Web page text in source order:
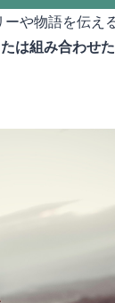
や物語を伝え
は組み合わせ